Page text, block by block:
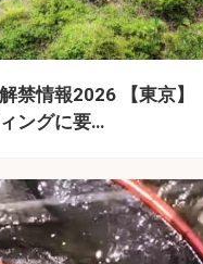
禁情報2026 【東京】
ングに要…